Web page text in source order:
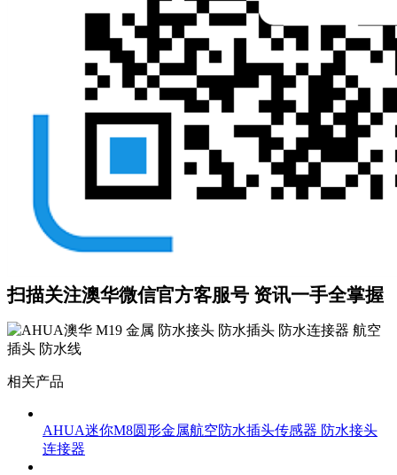
扫描关注澳华微信官方客服号 资讯一手全掌握
相关产品
AHUA迷你M8圆形金属航空防水插头传感器 防水接头
连接器